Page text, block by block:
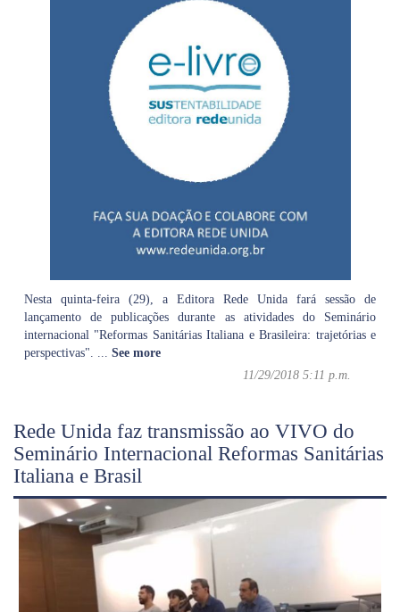
Nesta quinta-feira (29), a Editora Rede Unida fará sessão de
lançamento de publicações durante as atividades do Seminário
internacional "Reformas Sanitárias Italiana e Brasileira: trajetórias e
perspectivas".
See more
11/29/2018 5:11 p.m.
Rede Unida faz transmissão ao VIVO do
Seminário Internacional Reformas Sanitárias
Italiana e Brasil